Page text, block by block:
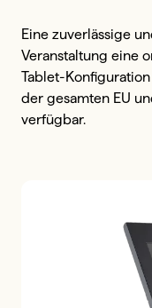
Eine zuverlässige
Veranstaltung eine
Tablet-
der gesamten EU
verfügbar.